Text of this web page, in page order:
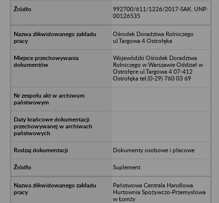
992700/611/1226/2017-SAK; UNP:
00126535
Ośrodek Doradztwa Rolniczego
ul.Targowa 4 Ostrołęka
Wojewódzki Ośrodek Doradztwa
Rolniczego w Warszawie Oddział w
Ostrołęce ul.Targowa 4 07-412
Ostrołęka tel.(0-29) 760 03 69
Dokumenty osobowe i płacowe
Suplement
Państwowa Centrala Handlowa
Hurtownia Spożywczo-Przemysłowa
w Łomży